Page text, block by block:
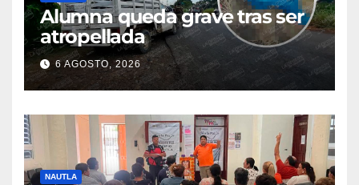
Alumna queda grave tras ser
atropellada
6 AGOSTO, 2026
NAUTLA